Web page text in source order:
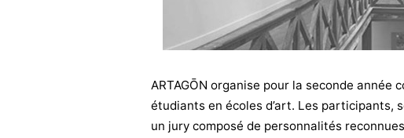
ARTAGŌN organise pour la seconde
étudiants en écoles d’art. Les participants,
un jury composé de personnalités